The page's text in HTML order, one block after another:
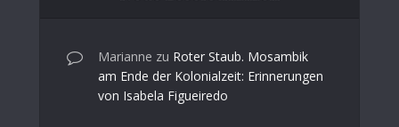
Marianne zu Roter Staub. Mosambik
am Ende der Kolonialzeit: Erinnerungen
von Isabela Figueiredo